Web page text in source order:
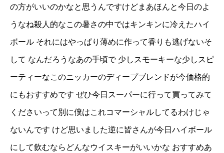
の方がいいのかなと思うんですけどまあほんと今日のよ
うなね殺人的なこの暑さの中ではキンキンに冷えたハイ
ボール それにはやっぱり薄めに作って香りも逃げないそ
して なんだろうなあの手頃で 少しスモーキーな少しスピ
ーティーなこのニッカーのディープブレンドが今価格的
にもおすすめです ぜひ今日スーパーに行って買ってみて
くださいって別に僕はこれコマーシャルしてるわけじゃ
ないんです けど思いました逆に皆さんが今日ハイボール
にして飲むならどんなウイスキーがいいかな おすすめあ